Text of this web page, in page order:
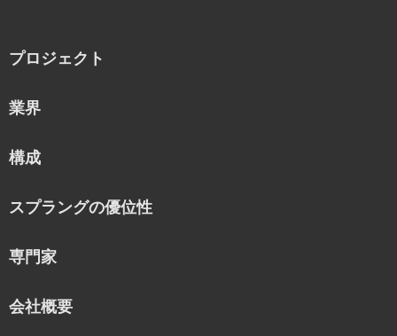
プロジェクト
業界
構成
スプラングの優位性
専門家
会社概要